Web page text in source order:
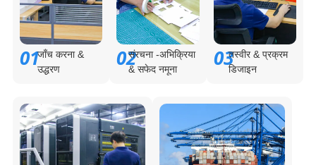
01जाँच करना &
उद्धरण
02संरचना -अभिक्रिया
& सफेद नमूना
03तस्वीर & प्रक्रम
डिजाइन